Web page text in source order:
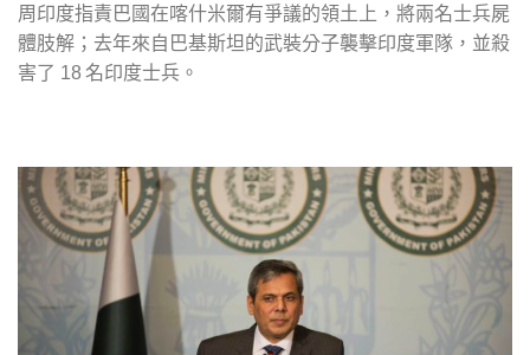
周印度指責巴國在喀什米爾有爭議的領土上，將兩名士兵屍
體肢解；去年來自巴基斯坦的武裝分子襲擊印度軍隊，並殺
害了 18 名印度士兵。